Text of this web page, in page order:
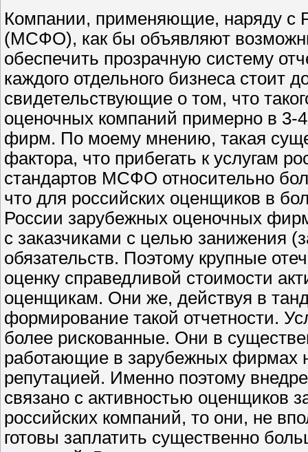
Компании, применяющие, наряду с
(МСФО), как бы объявляют
обеспечить прозрачную систему
каждого отдельного бизнеса стоит
свидетельствующие о том, что
оценочных компаний примерно в 3-
фирм. По моему мнению, такая
фактора, что прибегать к услугам
стандартов МСФО относительно
что для российских оценщиков в
России зарубежных оценочных
с заказчиками с целью занижения
обязательств. Поэтому крупные
оценку справедливой стоимости
оценщикам. Они же, действуя в
формирование такой отчетности.
более рискованные. Они в
работающие в зарубежных фирмах
репутацией. Именно поэтому
связано с активностью оценщиков
российских компаний, то они, не
готовы заплатить существенно